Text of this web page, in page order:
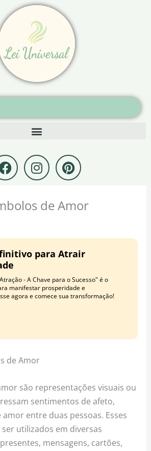
F
a
c
e
b
o
k
I
n
s
t
a
r
a
m
P
i
n
t
e
e
s
t
de Amor
para Atrair
- A Chave para o Sucesso" é o
manifestar prosperidade e
agora e comece sua transformação!
de Amor
são representações visuais ou
sentimentos de afeto,
entre duas pessoas. Esses
utilizados em diversas
mensagens, cartões,